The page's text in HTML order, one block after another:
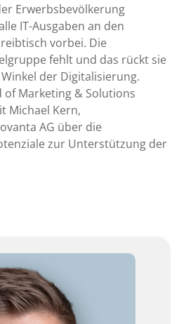
Erwerbsbevölkerung
IT-Ausgaben an den
vorbei. Die
fehlt und das rückt sie
der Digitalisierung.
of Marketing & Solutions
Michael Kern,
AG über die
zur Unterstützung der